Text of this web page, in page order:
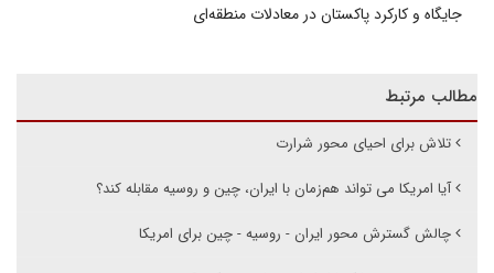
جایگاه و کارکرد پاکستان در معادلات منطقه‌ای
مطالب مرتبط
تلاش برای احیای محور شرارت
آیا امریکا می تواند هم‌زمان با ایران، چین و روسیه مقابله کند؟
چالش گسترش محور ایران - روسیه - چین برای امریکا